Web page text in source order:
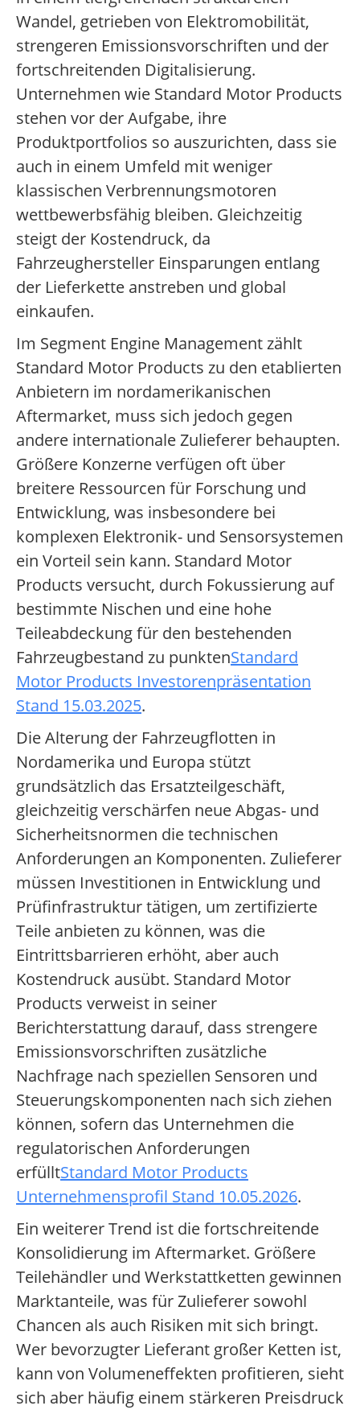
Wandel, getrieben von Elektromobilität,
strengeren Emissionsvorschriften und der
fortschreitenden Digitalisierung.
Unternehmen wie Standard Motor Products
stehen vor der Aufgabe, ihre
Produktportfolios so auszurichten, dass sie
auch in einem Umfeld mit weniger
klassischen Verbrennungsmotoren
wettbewerbsfähig bleiben. Gleichzeitig
steigt der Kostendruck, da
Fahrzeughersteller Einsparungen entlang
der Lieferkette anstreben und global
einkaufen.
Im Segment Engine Management zählt
Standard Motor Products zu den etablierten
Anbietern im nordamerikanischen
Aftermarket, muss sich jedoch gegen
andere internationale Zulieferer behaupten.
Größere Konzerne verfügen oft über
breitere Ressourcen für Forschung und
Entwicklung, was insbesondere bei
komplexen Elektronik- und Sensorsystemen
ein Vorteil sein kann. Standard Motor
Products versucht, durch Fokussierung auf
bestimmte Nischen und eine hohe
Teileabdeckung für den bestehenden
Fahrzeugbestand zu punktenStandard
Motor Products Investorenpräsentation
Stand 15.03.2025.
Die Alterung der Fahrzeugflotten in
Nordamerika und Europa stützt
grundsätzlich das Ersatzteilgeschäft,
gleichzeitig verschärfen neue Abgas- und
Sicherheitsnormen die technischen
Anforderungen an Komponenten. Zulieferer
müssen Investitionen in Entwicklung und
Prüfinfrastruktur tätigen, um zertifizierte
Teile anbieten zu können, was die
Eintrittsbarrieren erhöht, aber auch
Kostendruck ausübt. Standard Motor
Products verweist in seiner
Berichterstattung darauf, dass strengere
Emissionsvorschriften zusätzliche
Nachfrage nach speziellen Sensoren und
Steuerungskomponenten nach sich ziehen
können, sofern das Unternehmen die
regulatorischen Anforderungen
erfülltStandard Motor Products
Unternehmensprofil Stand 10.05.2026.
Ein weiterer Trend ist die fortschreitende
Konsolidierung im Aftermarket. Größere
Teilehändler und Werkstattketten gewinnen
Marktanteile, was für Zulieferer sowohl
Chancen als auch Risiken mit sich bringt.
Wer bevorzugter Lieferant großer Ketten ist,
kann von Volumeneffekten profitieren, sieht
sich aber häufig einem stärkeren Preisdruck